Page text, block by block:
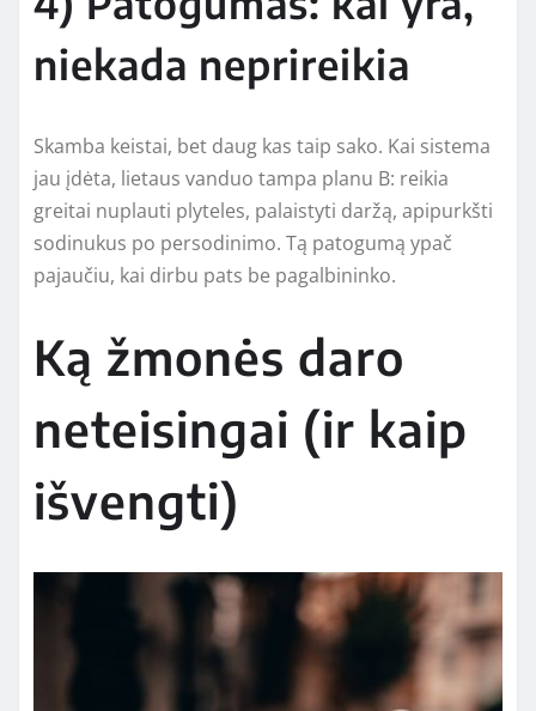
niekada neprireikia
Skamba keistai, bet daug kas taip sako. Kai sistema
jau įdėta, lietaus vanduo tampa planu B: reikia
greitai nuplauti plyteles, palaistyti daržą, apipurkšti
sodinukus po persodinimo. Tą patogumą ypač
pajaučiu, kai dirbu pats be pagalbininko.
Ką žmonės daro
neteisingai (ir kaip
išvengti)